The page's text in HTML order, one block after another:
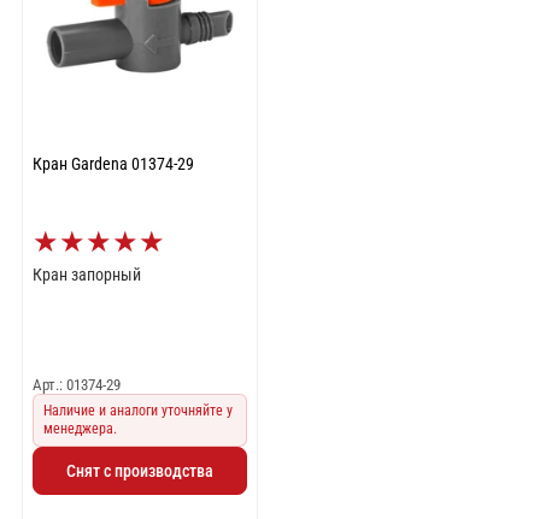
Кран Gardena 01374-29
★★★★★
Кран запорный
Арт.: 01374-29
Наличие и аналоги уточняйте у
менеджера.
Снят с производства